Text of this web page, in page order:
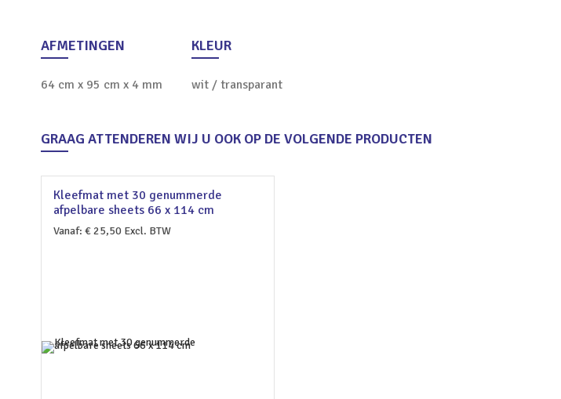
AFMETINGEN
64 cm x 95 cm x 4 mm
KLEUR
wit / transparant
GRAAG ATTENDEREN WIJ U OOK OP DE VOLGENDE PRODUCTEN
Kleefmat met 30 genummerde
afpelbare sheets 66 x 114 cm
Vanaf: €25,50 Excl. BTW